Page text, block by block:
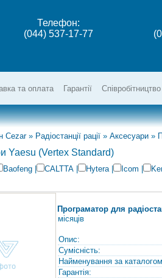
Телефон:
(044) 537-17-77
та оплата Гарантії Співробітництво
Cezar » Радіостанції рації » Аксесуари »
Yaesu (Vertex Standard)
Baofeng CALTTA Hytera| Icom
Програматор для
місяців
Опис:
Сумісність:
Найменування за
Гарантія: